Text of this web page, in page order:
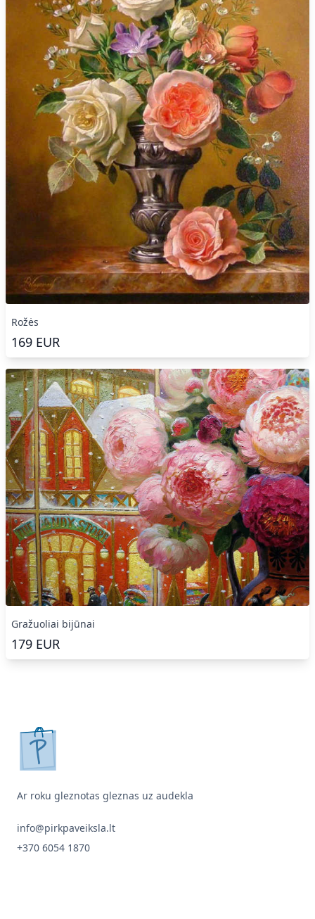
Rožės
169 EUR
Gražuoliai bijūnai
179 EUR
pirkpaveiksla.lt
Ar roku gleznotas gleznas uz audekla
info@pirkpaveiksla.lt
+370 6054 1870